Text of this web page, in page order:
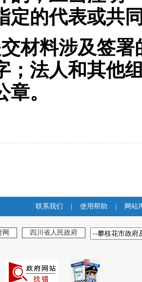
定的代表或共
材料涉及签
；法人和其他
章。
联系我们 使用帮助 网站
网 四川省人民政府